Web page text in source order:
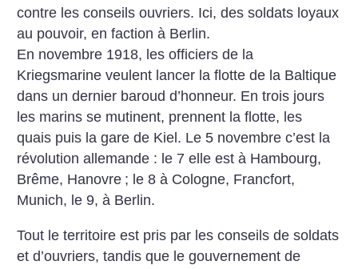
contre les conseils ouvriers. Ici, des soldats loyaux
au pouvoir, en faction à Berlin.
En novembre 1918, les officiers de la
Kriegsmarine veulent lancer la flotte de la Baltique
dans un dernier baroud d’honneur. En trois jours
les marins se mutinent, prennent la flotte, les
quais puis la gare de Kiel. Le 5 novembre c’est la
révolution allemande : le 7 elle est à Hambourg,
Brême, Hanovre ; le 8 à Cologne, Francfort,
Munich, le 9, à Berlin.
Tout le territoire est pris par les conseils de soldats
et d’ouvriers, tandis que le gouvernement de